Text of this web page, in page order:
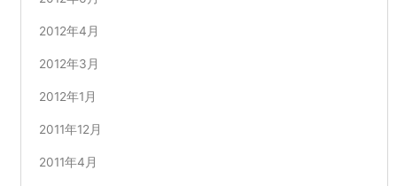
2012年4月
2012年3月
2012年1月
2011年12月
2011年4月